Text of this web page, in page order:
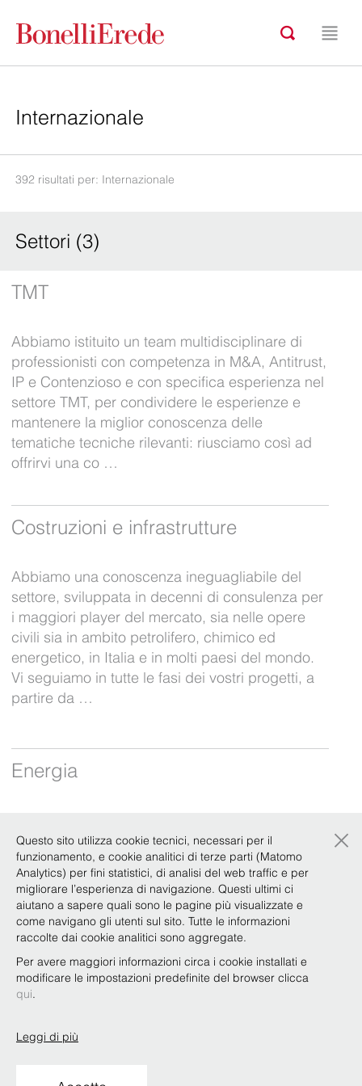
392 risultati per: Internazionale
Settori (3)
TMT
Abbiamo istituito un team multidisciplinare di
professionisti con competenza in M&A, Antitrust,
IP e Contenzioso e con specifica esperienza nel
settore TMT, per condividere le esperienze e
mantenere la miglior conoscenza delle
tematiche tecniche rilevanti: riusciamo così ad
offrirvi una co …
Costruzioni e infrastrutture
Abbiamo una conoscenza ineguagliabile del
settore, sviluppata in decenni di consulenza per
i maggiori player del mercato, sia nelle opere
civili sia in ambito petrolifero, chimico ed
energetico, in Italia e in molti paesi del mondo.
Vi seguiamo in tutte le fasi dei vostri progetti, a
partire da …
Energia
specifica del settore, sia dal punto di vista
tecnico che delle migliori prassi internazionali.
La nostra consulenza è efficiente e affidabile,
non solo per la qualità dei contenuti, ma anche
per il rispetto delle tempistiche e dei costi
stimati. Se …
Questo sito utilizza cookie tecnici, necessari per il
funzionamento, e cookie analitici di terze parti (Matomo
Analytics) per fini statistici, di analisi del web traffic e per
migliorare l’esperienza di navigazione. Questi ultimi ci
aiutano a sapere quali sono le pagine più visualizzate e
come navigano gli utenti sul sito. Tutte le informazioni
raccolte dai cookie analitici sono aggregate.
Per avere maggiori informazioni circa i cookie installati e
modificare le impostazioni predefinite del browser clicca
qui.
Leggi di più
×